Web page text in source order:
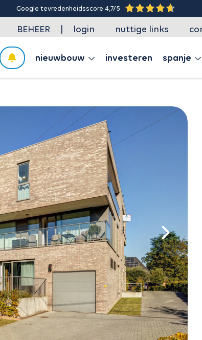
Google tevredenheidsscore 4,7/5
BEHEER | login nuttige links
nieuwbouw investeren spanje